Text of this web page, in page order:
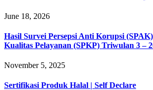
June 18, 2026
Hasil Survei Persepsi Anti Korupsi
Kualitas Pelayanan (SPKP) Triwulan 3 –
November 5, 2025
Sertifikasi Produk Halal | Self Declare